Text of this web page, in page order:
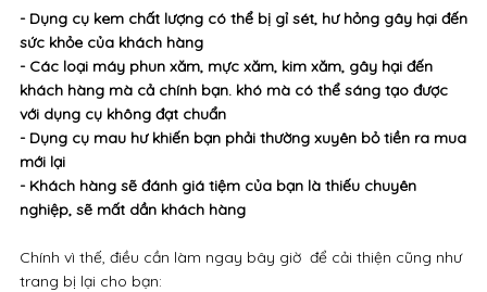
- Dụng cụ kem chất lượng có thể bị gỉ sét, hư hỏng gây hại đến
sức khỏe của khách hàng
- Các loại máy phun xăm, mực xăm, kim xăm, gây hại đến
khách hàng mà cả chính bạn. khó mà có thể sáng tạo được
với dụng cụ không đạt chuẩn
- Dụng cụ mau hư khiến bạn phải thường xuyên bỏ tiền ra mua
mới lại
- Khách hàng sẽ đánh giá tiệm của bạn là thiếu chuyên
nghiệp, sẽ mất dần khách hàng
Chính vì thế, điều cần làm ngay bây giờ để cải thiện cũng như
trang bị lại cho bạn: